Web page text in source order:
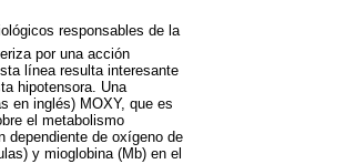
responsables de la
por una acción
línea resulta interesante
hipotensora. Una
en inglés) MOXY, que es
el metabolismo
dependiente de oxígeno de
y mioglobina (Mb) en el